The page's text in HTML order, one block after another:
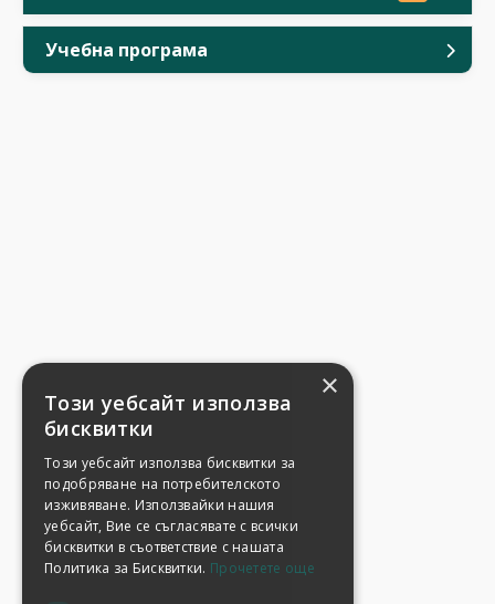
Учебна програма
×
Този уебсайт използва
бисквитки
Този уебсайт използва бисквитки за
подобряване на потребителското
изживяване. Използвайки нашия
уебсайт, Вие се съгласявате с всички
бисквитки в съответствие с нашата
Политика за Бисквитки. Прочетете още